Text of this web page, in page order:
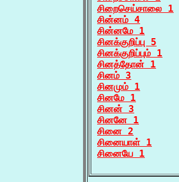
சிறைசெய்சாலை 1
சின்னம் 4
சின்னமே 1
சினக்குறிப்பு 5
சினக்குறிப்பும் 1
சினத்தோன் 1
சினம் 3
சினமும் 1
சினமே 1
சினன் 3
சினனே 1
சினை 2
சினையாள் 1
சினையே 1